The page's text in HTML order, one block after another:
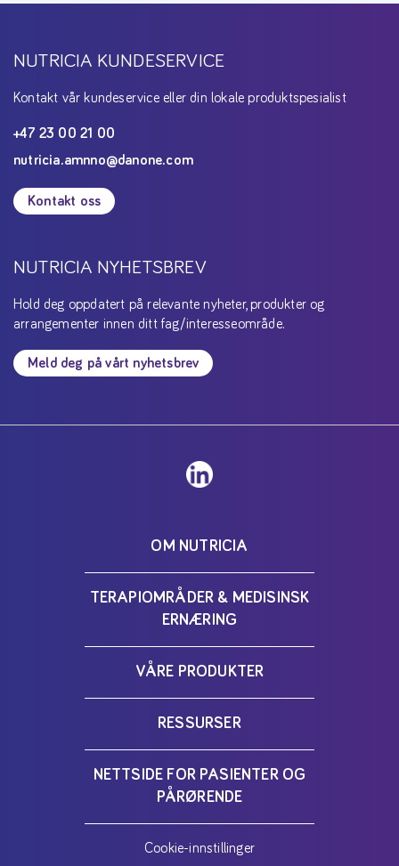
NUTRICIA KUNDESERVICE
Kontakt vår kundeservice eller din lokale produktspesialist
+47 23 00 21 00
nutricia.amnno@danone.com
Kontakt oss
NUTRICIA NYHETSBREV
Hold deg oppdatert på relevante nyheter, produkter og
arrangementer innen ditt fag/interesseområde.
Meld deg på vårt nyhetsbrev
OM NUTRICIA
TERAPIOMRÅDER & MEDISINSK
ERNÆRING
VÅRE PRODUKTER
RESSURSER
NETTSIDE FOR PASIENTER OG
PÅRØRENDE
Cookie-innstillinger